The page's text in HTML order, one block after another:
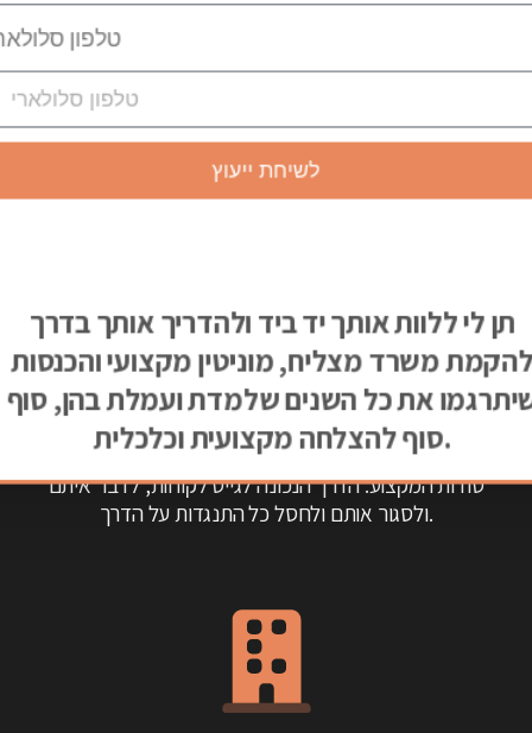
טלפון
לשיחת ייעוץ
תן לי ללוות אותך יד ביד ולהדריך אותך בדרך
משרד מצליח, מוניטין מקצועי והכנסות
את כל השנים שלמדת ועמלת בהן, סוף
סוף להצלחה מקצועית וכלכלית.
ממהשנעבור
סודות המקצוע: הדרך הנכונה לגייס לקוחות, לדבר איתם
ולסגור אותם ולחסל כל התנגדות על הדרך.